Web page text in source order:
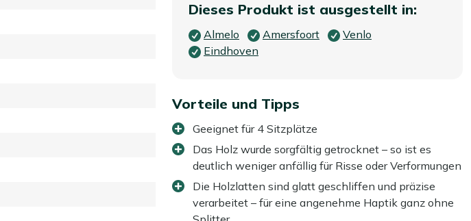
Dieses Produkt ist ausgestellt in:
Almelo Amersfoort
Venlo
Eindhoven
Vorteile und Tipps
Geeignet für 4 Sitzplätze
Das Holz wurde sorgfältig getrocknet – so ist es
deutlich weniger anfällig für Risse oder Verformungen
Die Holzlatten sind glatt geschliffen und präzise
verarbeitet – für eine angenehme Haptik ganz ohne